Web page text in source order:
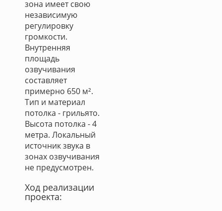
зона имеет свою
независимую
регулировку
громкости.
Внутренняя
площадь
озвучивания
составляет
примерно 650 м².
Тип и материал
потолка - грильято.
Высота потолка - 4
метра. Локальный
источник звука в
зонах озвучивания
не предусмотрен.
Ход реализации
проекта: